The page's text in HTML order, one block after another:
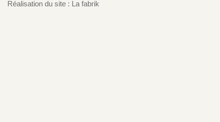
Réalisation du site : La fabrik